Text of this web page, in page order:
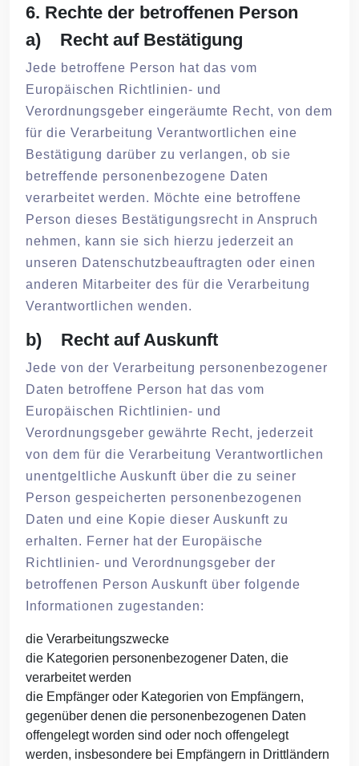
6. Rechte der betroffenen Person
a) Recht auf Bestätigung
Jede betroffene Person hat das vom
Europäischen Richtlinien- und
Verordnungsgeber eingeräumte Recht, von dem
für die Verarbeitung Verantwortlichen eine
Bestätigung darüber zu verlangen, ob sie
betreffende personenbezogene Daten
verarbeitet werden. Möchte eine betroffene
Person dieses Bestätigungsrecht in Anspruch
nehmen, kann sie sich hierzu jederzeit an
unseren Datenschutzbeauftragten oder einen
anderen Mitarbeiter des für die Verarbeitung
Verantwortlichen wenden.
b) Recht auf Auskunft
Jede von der Verarbeitung personenbezogener
Daten betroffene Person hat das vom
Europäischen Richtlinien- und
Verordnungsgeber gewährte Recht, jederzeit
von dem für die Verarbeitung Verantwortlichen
unentgeltliche Auskunft über die zu seiner
Person gespeicherten personenbezogenen
Daten und eine Kopie dieser Auskunft zu
erhalten. Ferner hat der Europäische
Richtlinien- und Verordnungsgeber der
betroffenen Person Auskunft über folgende
Informationen zugestanden:
die Verarbeitungszwecke
die Kategorien personenbezogener Daten, die
verarbeitet werden
die Empfänger oder Kategorien von Empfängern,
gegenüber denen die personenbezogenen Daten
offengelegt worden sind oder noch offengelegt
werden, insbesondere bei Empfängern in Drittländern